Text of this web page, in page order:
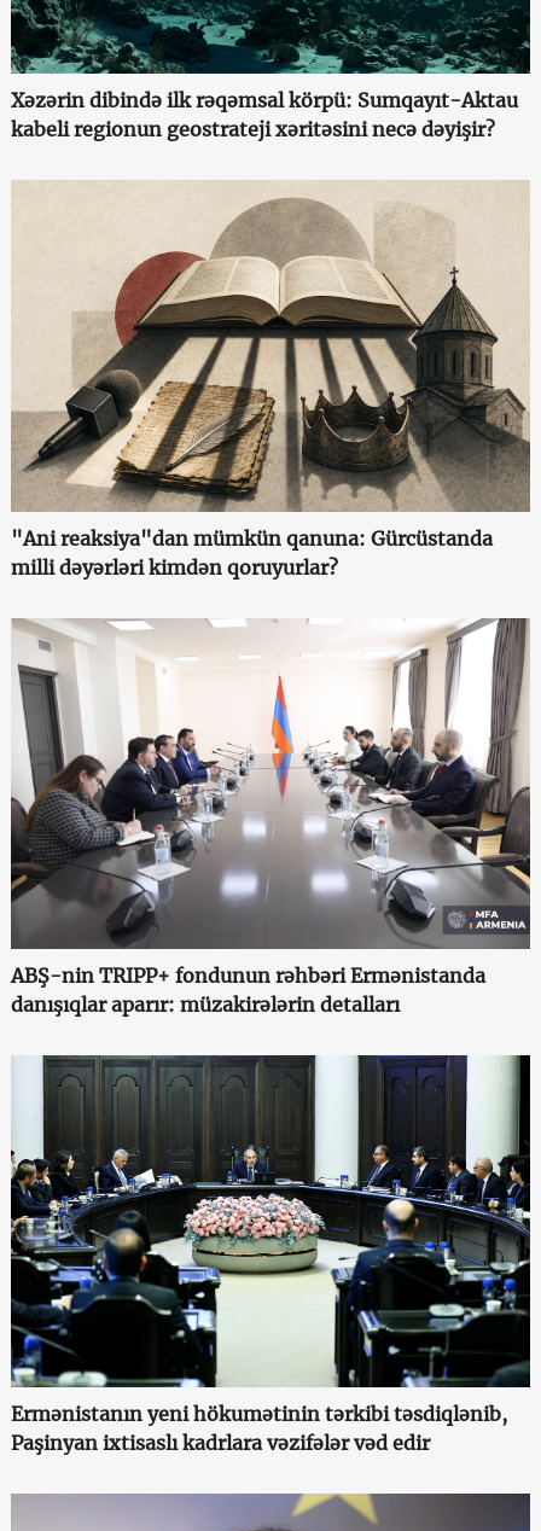
Xəzərin dibində ilk rəqəmsal körpü: Sumqayıt-Aktau
kabeli regionun geostrateji xəritəsini necə dəyişir?
"Ani reaksiya"dan mümkün qanuna: Gürcüstanda
milli dəyərləri kimdən qoruyurlar?
ABŞ-nin TRIPP+ fondunun rəhbəri Ermənistanda
danışıqlar aparır: müzakirələrin detalları
Ermənistanın yeni hökumətinin tərkibi təsdiqlənib,
Paşinyan ixtisaslı kadrlara vəzifələr vəd edir